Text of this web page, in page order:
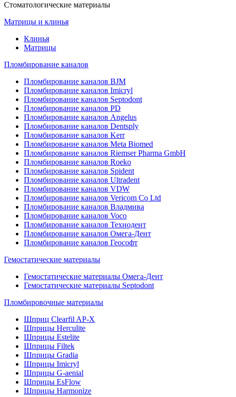
Стоматологические материалы
Матрицы и клинья
Клинья
Матрицы
Пломбирование каналов
Пломбирование каналов BJM
Пломбирование каналов Imicryl
Пломбирование каналов Septodont
Пломбирование каналов PD
Пломбирование каналов Angelus
Пломбирование каналов Dentsply
Пломбирование каналов Kerr
Пломбирование каналов Meta Biomed
Пломбирование каналов Riemser Pharma GmbH
Пломбирование каналов Roeko
Пломбирование каналов Spident
Пломбирование каналов Ultradent
Пломбирование каналов VDW
Пломбирование каналов Vericom Co Ltd
Пломбирование каналов Владмива
Пломбирование каналов Voco
Пломбирование каналов Технодент
Пломбирование каналов Омега-Дент
Пломбирование каналов Геософт
Гемостатические материалы
Гемостатические материалы Омега-Дент
Гемостатические материалы Septodont
Пломбировочные материалы
Шприц Clearfil AP-X
Шприцы Herculite
Шприцы Estelite
Шприцы Filtek
Шприцы Gradia
Шприцы Imicryl
Шприцы G-aenial
Шприцы EsFlow
Шприцы Harmonize